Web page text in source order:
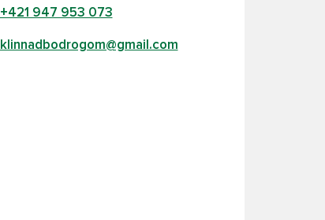
+421 947 953 073
klinnadbodrogom@gmail.com